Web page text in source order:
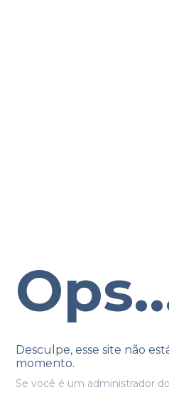
Desculpe, esse site não
momento.
Se você é um administrador